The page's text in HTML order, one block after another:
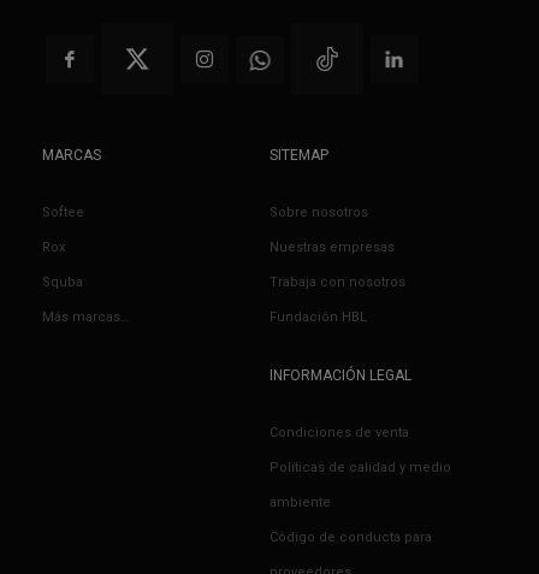
MARCAS
Softee
Rox
Squba
Más marcas…
SITEMAP
Sobre nosotros
Nuestras empresas
Trabaja con nosotros
Fundación HBL
INFORMACIÓN LEGAL
Condiciones de venta
Políticas de calidad y medio
ambiente
Código de conducta para